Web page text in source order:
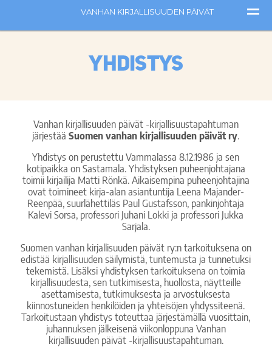
Yhdistys
Vanhan kirjallisuuden päivät -kirjallisuustapahtuman
järjestääSuomen vanhan kirjallisuuden päivät ry.
Yhdistys on perustettu Vammalassa 8.12.1986 ja sen
kotipaikka on Sastamala. Yhdistyksen puheenjohtajana
toimii kirjailija Matti Rönkä. Aikaisempina puheenjohtajina
ovat toimineet kirja-alan asiantuntija Leena Majander-
Reenpää, suurlähettiläs Paul Gustafsson, pankinjohtaja
Kalevi Sorsa, professori Juhani Lokki ja professori Jukka
Sarjala.
Suomen vanhan kirjallisuuden päivät ry:n tarkoituksena on
edistää kirjallisuuden säilymistä, tuntemusta ja tunnetuksi
tekemistä. Lisäksi yhdistyksen tarkoituksena on toimia
kirjallisuudesta, sen tutkimisesta, huollosta, näytteille
asettamisesta, tutkimuksesta ja arvostuksesta
kiinnostuneiden henkilöiden ja yhteisöjen yhdyssiteenä.
Tarkoitustaan yhdistys toteuttaa järjestämällä vuosittain,
juhannuksen jälkeisenä viikonloppuna Vanhan
kirjallisuuden päivät -kirjallisuustapahtuman.